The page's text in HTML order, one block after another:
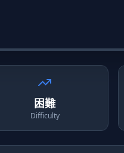
困難
Difficulty